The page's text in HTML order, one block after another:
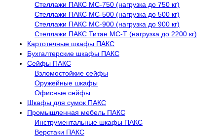
Стеллажи ПАКС МС-750 (нагрузка до 750 кг)
Стеллажи ПАКС МС-500 (нагрузка до 500 кг)
Стеллажи ПАКС МС-900 (нагрузка до 900 кг)
Стеллажи ПАКС Титан МС-Т (нагрузка до 2200 кг)
Картотечные шкафы ПАКС
Бухгалтерские шкафы ПАКС
Сейфы ПАКС
Взломостойкие сейфы
Оружейные шкафы
Офисные сейфы
Шкафы для сумок ПАКС
Промышленная мебель ПАКС
Инструментальные шкафы ПАКС
Верстаки ПАКС